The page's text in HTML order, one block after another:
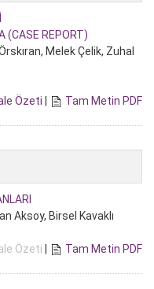
(CASE REPORT)
Melek Çelik, Zuhal
Özeti | Tam Metin PDF
Aksoy, Birsel Kavaklı
Özeti | Tam Metin PDF